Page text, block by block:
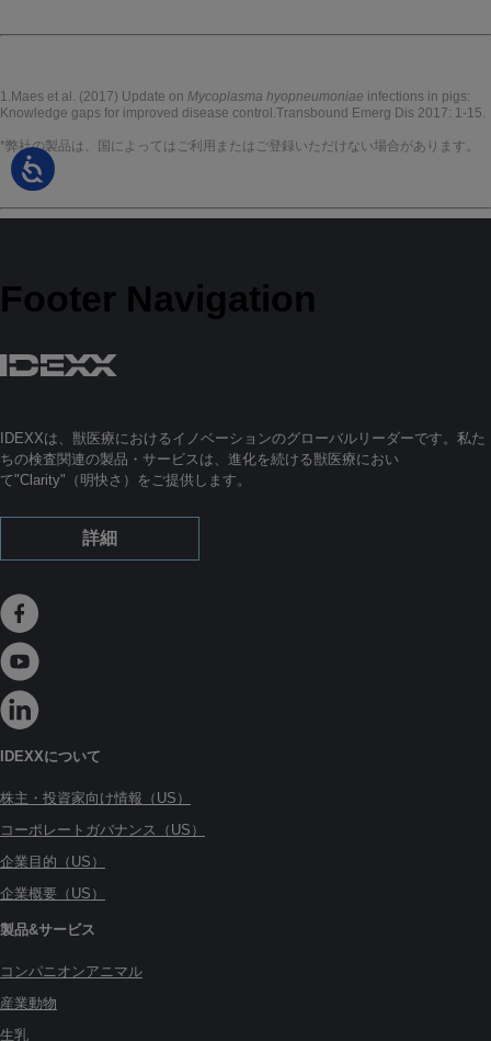
1.Maes et al. (2017) Update on Mycoplasma hyopneumoniae infections in pigs:
Knowledge gaps for improved disease control.Transbound Emerg Dis 2017: 1-15.
*弊社の製品は、国によってはご利用またはご登録いただけない場合があります。
Footer Navigation
IDEXXは、獣医療におけるイノベーションのグローバルリーダーです。私た
ちの検査関連の製品・サービスは、進化を続ける獣医療におい
て"Clarity"（明快さ）をご提供します。
詳細
IDEXXについて
株主・投資家向け情報（US）
コーポレートガバナンス（US）
企業目的（US）
企業概要（US）
製品&サービス
コンパニオンアニマル
産業動物
生乳